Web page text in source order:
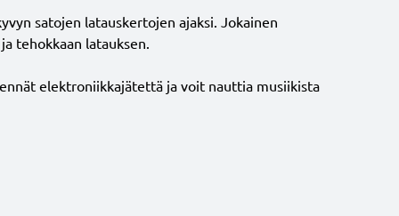
satojen latauskertojen ajaksi. Jokainen
tehokkaan latauksen.
elektroniikkajätettä ja voit nauttia musiikista